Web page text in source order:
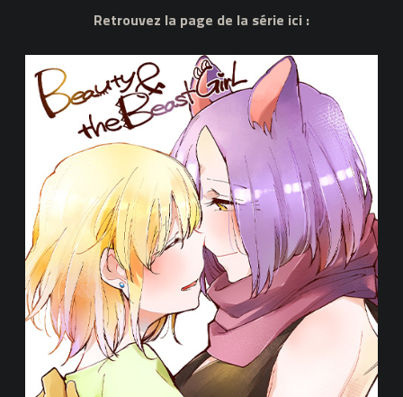
Retrouvez la page de la série ici :